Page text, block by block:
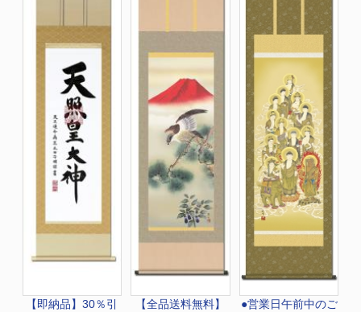
【即納品】30％引
【全品送料無料】
●営業日午前中のご